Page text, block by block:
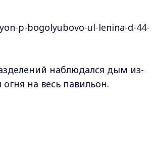
наблюдался дым из-
на весь павильон.